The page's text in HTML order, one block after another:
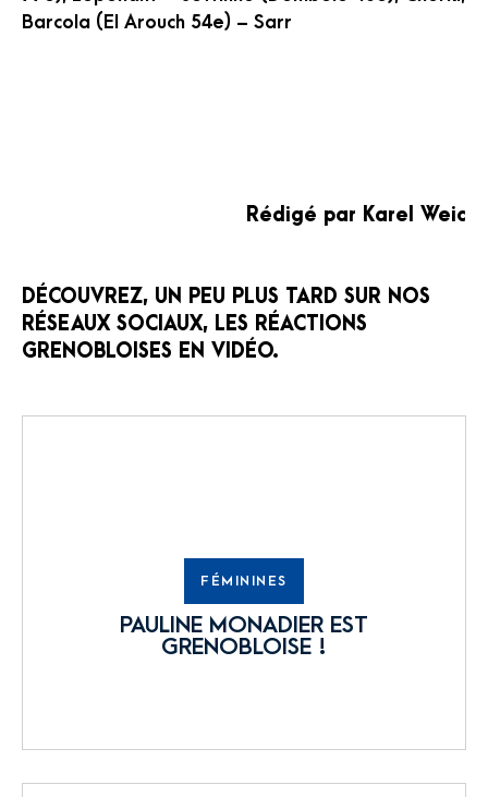
Barcola (El Arouch 54e) – Sarr
Rédigé par Karel Weic
DÉCOUVREZ, UN PEU PLUS TARD SUR NOS
RÉSEAUX SOCIAUX, LES RÉACTIONS
GRENOBLOISES EN VIDÉO.
FÉMININES
PAULINE MONADIER EST
GRENOBLOISE !